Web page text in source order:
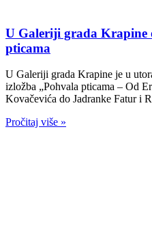
U Galeriji grada Krapine
pticama
U Galeriji grada Krapine je u
izložba „Pohvala pticama – Od
Kovačevića do Jadranke Fatur i
Pročitaj više »